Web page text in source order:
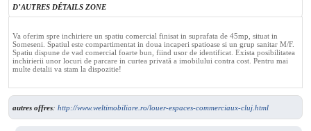
D’AUTRES DÉTAILS ZONE
Va oferim spre inchiriere un spatiu comercial finisat in suprafata de 45mp, situat in
Someseni. Spatiul este compartimentat in doua incaperi spatioase si un grup sanitar M/F.
Spatiu dispune de vad comercial foarte bun, fiind usor de identificat. Exista posibilitatea
inchirierii unor locuri de parcare in curtea privată a imobilului contra cost. Pentru mai
multe detalii va stam la dispozitie!
autres offres: http://www.weltimobiliare.ro/louer-espaces-commerciaux-cluj.html